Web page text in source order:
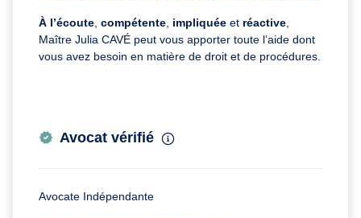
À l’écoute compétente impliquée et réactive
Maître Julia CAVÉ peut vous apporter toute l’aide dont
vous avez besoin en matière de droit et de procédures.
Avocat vérifié
Avocate Indépendante